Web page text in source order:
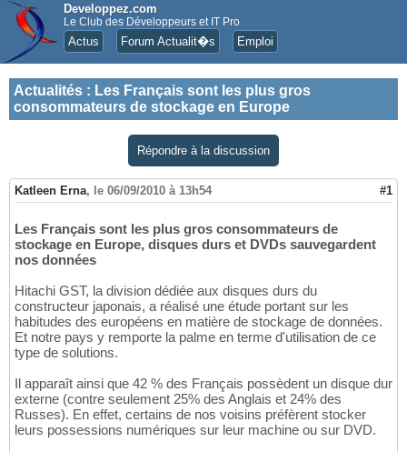
Developpez.com
Le Club des Développeurs et IT Pro
Actus Forum Actualit�s Emploi
Actualités : Les Français sont les plus gros
consommateurs de stockage en Europe
Répondre à la discussion
Katleen Erna, le 06/09/2010 à 13h54 #1
Les Français sont les plus gros consommateurs de
stockage en Europe, disques durs et DVDs sauvegardent
nos données
Hitachi GST, la division dédiée aux disques durs du
constructeur japonais, a réalisé une étude portant sur les
habitudes des européens en matière de stockage de données.
Et notre pays y remporte la palme en terme d'utilisation de ce
type de solutions.
Il apparaît ainsi que 42 % des Français possèdent un disque dur
externe (contre seulement 25% des Anglais et 24% des
Russes). En effet, certains de nos voisins préfèrent stocker
leurs possessions numériques sur leur machine ou sur DVD.